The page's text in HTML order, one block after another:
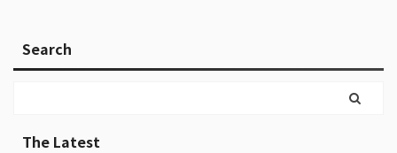
Search
The Latest